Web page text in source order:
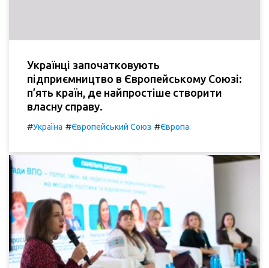
Українці започатковують
підприємництво в Європейському Союзі:
п’ять країн, де найпростіше створити
власну справу.
#Україна #Європейський Союз #Європа